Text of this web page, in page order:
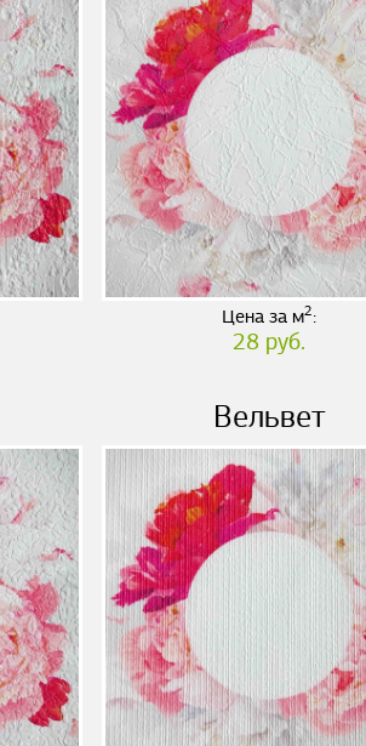
Цена за м2:
28 руб.
Вельвет